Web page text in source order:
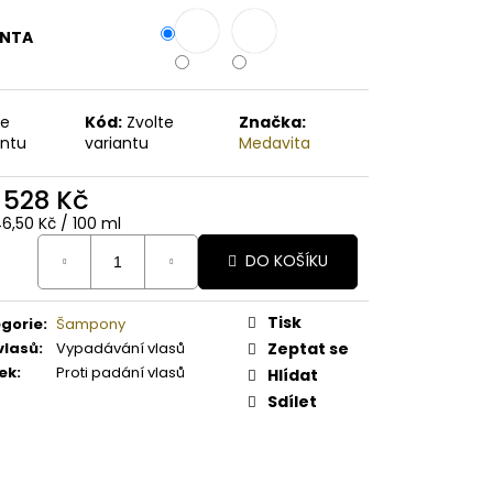
Kód: Zvolte
variantu
Značka:
Medavita
528 Kč
Kč / 100 ml
DO KOŠÍKU
: Šampony
:
Vypadávání vlasů
: Proti padání vlasů
Tisk
Zeptat se
Hlídat
Sdílet